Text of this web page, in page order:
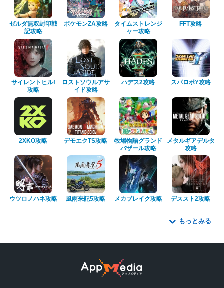
ゼルダ無双封印戦
記攻略
ポケモンZA攻略
タイムストレンジ
ャー攻略
FFT攻略
サイレントヒルf
攻略
ロストソウルアサ
イド攻略
ハデス2攻略 スパロボY攻略
2XKO攻略 デモエクTS攻略
牧場物語グランド
バザール攻略
メタルギアデルタ
攻略
ウツロノハネ攻略 風雨来記5攻略 メカブレイク攻略 デススト2攻略
もっとみる